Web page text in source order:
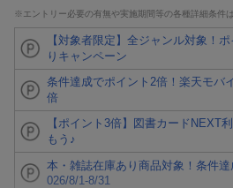
※エントリー必要の有無や実施期間等の各種詳細条件
【対象者限定】全ジャンル対象！
りキャンペーン
条件達成でポイント2倍！楽天モバ
倍
【ポイント3倍】図書カードNEXT
もう♪
本・雑誌在庫あり商品対象！条件
026/8/1-8/31